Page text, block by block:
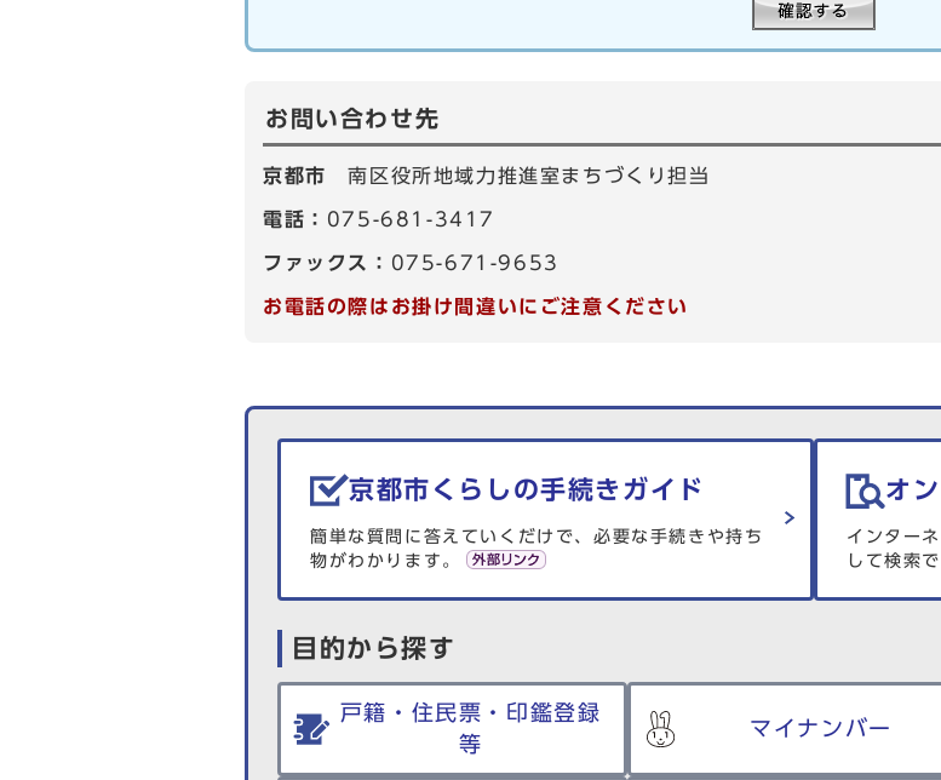
お問い合わせ先
京都市南区役所地域力推進室まちづくり担当
電話： 075-681-3417
ファックス： 075-671-9653
お電話の際はお掛け間違いにご注意ください
生活情報を探す
京都市くらしの手続きガイド
簡単な質問に答えていくだけで、必要な手続きや持ち
物がわかります。
オ
インター
して検索
目的から探す
戸籍・住民票・印鑑登録
等
マイナンバー